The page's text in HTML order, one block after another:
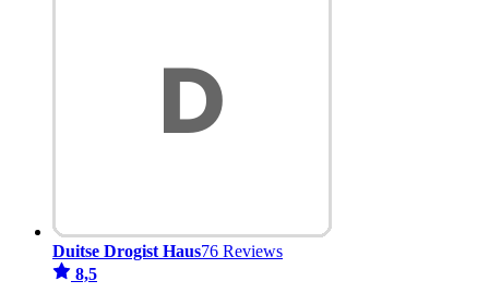
Duitse Drogist Haus76 Reviews
8,5